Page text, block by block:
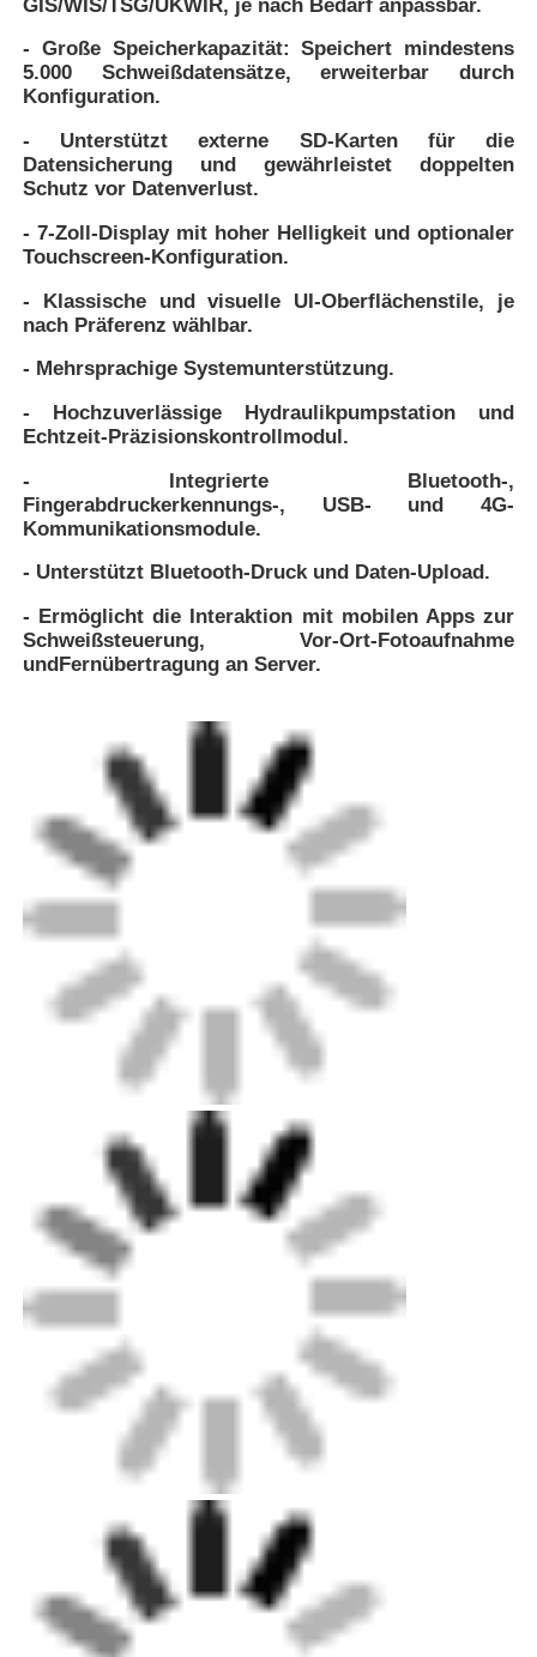
GIS/WIS/TSG/UKWIR, je nach Bedarf anpassbar.
- Große Speicherkapazität: Speichert mindestens
5.000 Schweißdatensätze, erweiterbar durch
Konfiguration.
- Unterstützt externe SD-Karten für die
Datensicherung und gewährleistet doppelten
Schutz vor Datenverlust.
- 7-Zoll-Display mit hoher Helligkeit und optionaler
Touchscreen-Konfiguration.
- Klassische und visuelle UI-Oberflächenstile, je
nach Präferenz wählbar.
- Mehrsprachige Systemunterstützung.
- Hochzuverlässige Hydraulikpumpstation und
Echtzeit-Präzisionskontrollmodul.
- Integrierte Bluetooth-,
Fingerabdruckerkennungs-, USB- und 4G-
Kommunikationsmodule.
- Unterstützt Bluetooth-Druck und Daten-Upload.
- Ermöglicht die Interaktion mit mobilen Apps zur
Schweißsteuerung, Vor-Ort-Fotoaufnahme
und Fernübertragung an Server.